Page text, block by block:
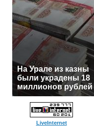
На Урале из казны
были украдены 18
миллионов рублей
LiveInternet